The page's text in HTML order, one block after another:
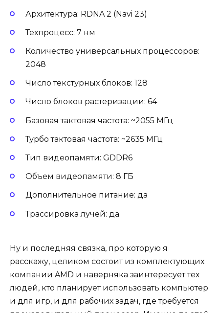
Архитектура: RDNA 2 (Navi 23)
Техпроцесс: 7 нм
Количество универсальных процессоров:
2048
Число текстурных блоков: 128
Число блоков растеризации: 64
Базовая тактовая частота: ~2055 МГц
Турбо тактовая частота: ~2635 МГц
Тип видеопамяти: GDDR6
Объем видеопамяти: 8 ГБ
Дополнительное питание: да
Трассировка лучей: да
Ну и последняя связка, про которую я
расскажу, целиком состоит из комплектующих
компании AMD и наверняка заинтересует тех
людей, кто планирует использовать компьютер
и для игр, и для рабочих задач, где требуется